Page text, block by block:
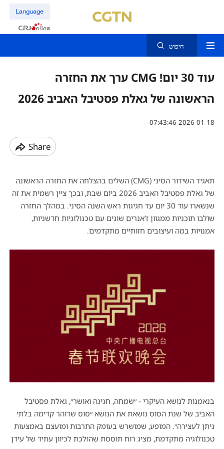
Language
חיפוש
עוד 30 יום! CMG ערך את החזרה
הראשונה של גאלת פסטיבל האביב 2026
07:43:46 2026-01-18
Share
תאגיד השידור הסיני (CMG) השלים בהצלחה את החזרה הראשונה
של גאלת פסטיבל האביב 2026 ביום שבת, ובכך ציין רשמית את זה
שנשארו עוד 30 יום עד חגיגות ראש השנה הסיני. במהלך החזרה
שולבו תוכניות ממגוון ז’אנרים שונים עם טכנולוגיות חדשניות,
אמנויות במה ועיצובים חזותיים מתקדמים.
בנאמנות לנושא העיקרי - ״שמחה, חגיגה ואושר״, גאלת פסטיבל
האביב של שנת הסוס נושאת את הנושא ״סוס שדוהר קדימה בלתי
ניתן לעצירה״. המופע, שמושרש בעומק התרבות ומועצם באמצעות
טכנולוגיה מתקדמת, מציג רוח תוססת שהולכת לכיוון עתיד של עידן